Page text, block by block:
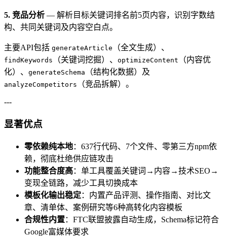
5. 竞品分析 — 解析目标关键词排名前5页内容，识别字数结
构、共同关键词及内容空白点。
主要API包括 generateArticle （全文生成）、
findKeywords （关键词挖掘）、 optimizeContent
（内容优
化）、 generateSchema （结构化数据）及
analyzeCompetitors （竞品拆解）。
---
显著优点
零依赖纯本地：637行代码、7个文件、零第三方npm依
赖，彻底杜绝供应链攻击
功能整合度高：单工具覆盖关键词→内容→技术SEO→
变现全链路，减少工具切换成本
模板化输出稳定：内置产品评测、操作指南、对比文
章、清单体、案例研究等6种高转化内容模板
合规性内置：FTC联盟披露自动生成，Schema标记符合
Google富媒体要求